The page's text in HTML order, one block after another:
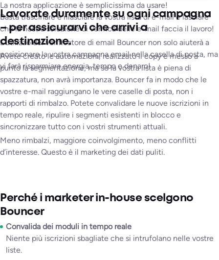
La nostra applicazione è semplicissima da usare!
Basta trascinare e rilasciare la vostra lista di e-mail e lasciare
che la nostra soluzione di verifica delle e-mail faccia il lavoro!
L’utilizzo del verificatore di email Bouncer non solo aiuterà a
posizionare la vostra campagna email nella casella di posta, ma
vi farà risparmiare energia, tempo e denaro!
Indirizzi di posta elettronica ospitati da Google e Microsoft
Il filtro antispam protegge gli indirizzi e-mail,
Indirizzi e-mail ospitati da provider di nicchia.
Lavorate duramente su ogni campagna
– per assicurarvi che arrivi a
destinazione.
Avete creato le automazioni, realizzato il copy e messo a
punto la segmentazione, ma se la vostra lista è piena di
spazzatura, non avrà importanza. Bouncer fa in modo che le
vostre e-mail raggiungano le vere caselle di posta, non i
rapporti di rimbalzo. Potete convalidare le nuove iscrizioni in
tempo reale, ripulire i segmenti esistenti in blocco e
sincronizzare tutto con i vostri strumenti attuali.
Meno rimbalzi, maggiore coinvolgimento, meno conflitti
d’interesse. Questo è il marketing dei dati puliti.
Perché i marketer in-house scelgono
Bouncer
Convalida dei moduli in tempo reale
Niente più iscrizioni sbagliate che si intrufolano nelle vostre
liste.